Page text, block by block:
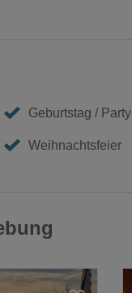
Geburtstag / Party
Weihnachtsfeier